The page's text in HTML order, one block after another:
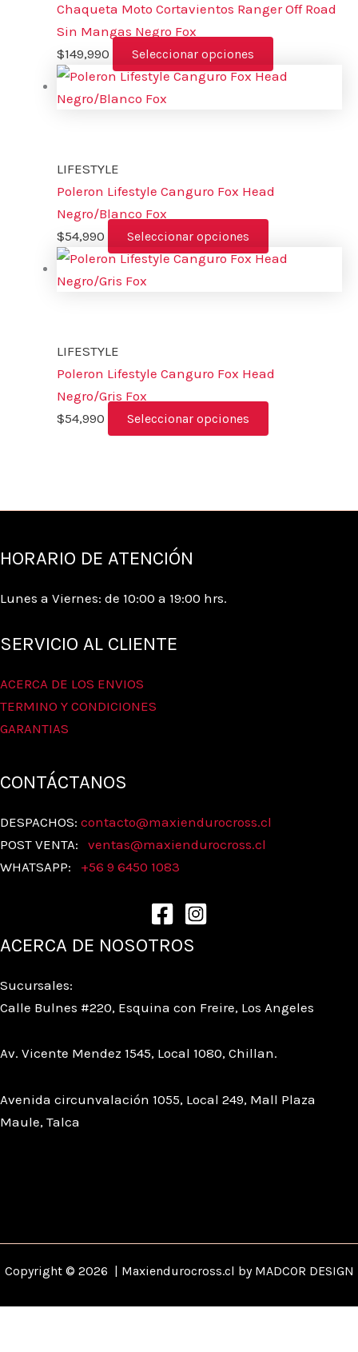
Chaqueta Moto Cortavientos Ranger Off Road
Sin Mangas Negro Fox
$149,990 Seleccionar opciones
LIFESTYLE
Poleron Lifestyle Canguro Fox Head
Negro/Blanco Fox
$54,990 Seleccionar opciones
LIFESTYLE
Poleron Lifestyle Canguro Fox Head
Negro/Gris Fox
$54,990 Seleccionar opciones
HORARIO DE ATENCIÓN
Lunes a Viernes: de 10:00 a 19:00 hrs.
SERVICIO AL CLIENTE
ACERCA DE LOS ENVIOS
TERMINO Y CONDICIONES
GARANTIAS
CONTÁCTANOS
DESPACHOS: contacto@maxiendurocross.cl
POST VENTA: ventas@maxiendurocross.cl
WHATSAPP: +56 9 6450 1083
ACERCA DE NOSOTROS
Sucursales:
Calle Bulnes #220, Esquina con Freire, Los Angeles
Av. Vicente Mendez 1545, Local 1080, Chillan.
Avenida circunvalación 1055, Local 249, Mall Plaza
Maule, Talca
Copyright © 2026 | Maxiendurocross.cl by MADCOR DESIGN